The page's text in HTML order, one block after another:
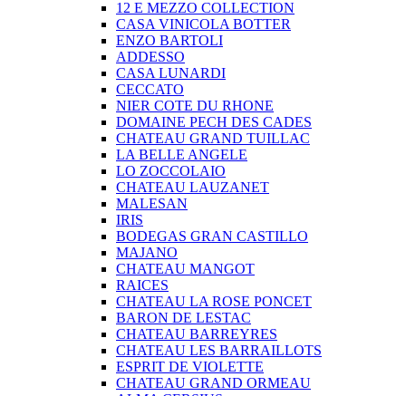
12 E MEZZO COLLECTION
CASA VINICOLA BOTTER
ENZO BARTOLI
ADDESSO
CASA LUNARDI
CECCATO
NIER COTE DU RHONE
DOMAINE PECH DES CADES
CHATEAU GRAND TUILLAC
LA BELLE ANGELE
LO ZOCCOLAIO
CHATEAU LAUZANET
MALESAN
IRIS
BODEGAS GRAN CASTILLO
MAJANO
CHATEAU MANGOT
RAICES
CHATEAU LA ROSE PONCET
BARON DE LESTAC
CHATEAU BARREYRES
CHATEAU LES BARRAILLOTS
ESPRIT DE VIOLETTE
CHATEAU GRAND ORMEAU